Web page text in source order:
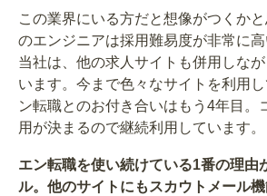
この業界にいる方だと想像がつくか
のエンジニアは採用難易度が非常に
当社は、他の求人サイトも併用しな
います。今まで色々なサイトを利用
ン転職とのお付き合いはもう4年目。
用が決まるので継続利用しています。
エン転職を使い続けている1番の理由
ル。他のサイトにもスカウトメール